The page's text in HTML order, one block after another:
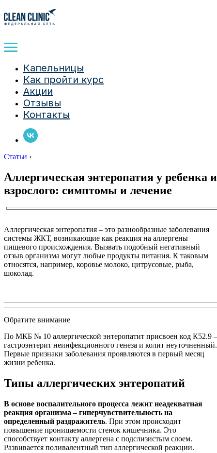
Капельницы
Как пройти курс
Акции
Отзывы
Контакты
Статьи ›
Аллергическая энтеропатия у ребенка и
взрослого: симптомы и лечение
Аллергическая энтеропатия – это разнообразные заболевания
системы ЖКТ, возникающие как реакция на аллергены
пищевого происхождения. Вызвать подобный негативный
отзыв организма могут любые продукты питания. К таковым
относятся, например, коровье молоко, цитрусовые, рыба,
шоколад.
Обратите внимание
По МКБ № 10 аллергической энтеропатит присвоен код К52.9 –
гастроэнтерит неинфекционного генеза и колит неуточненный.
Первые признаки заболевания проявляются в первый месяц
жизни ребенка.
Типы аллергических энтеропатий
В основе воспалительного процесса лежит неадекватная
реакция организма – гиперчувствительность на
определенный раздражитель. При этом происходит
повышение проницаемости стенок кишечника. Это
способствует контакту аллергена с подслизистым слоем.
Развивается поливалентный тип аллергической реакции.